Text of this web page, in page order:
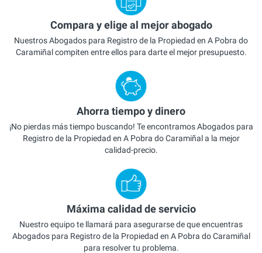
Compara y elige al mejor abogado
Nuestros Abogados para Registro de la Propiedad en A Pobra do
Caramiñal compiten entre ellos para darte el mejor presupuesto.
Ahorra tiempo y dinero
¡No pierdas más tiempo buscando! Te encontramos Abogados para
Registro de la Propiedad en A Pobra do Caramiñal a la mejor
calidad-precio.
Máxima calidad de servicio
Nuestro equipo te llamará para asegurarse de que encuentras
Abogados para Registro de la Propiedad en A Pobra do Caramiñal
para resolver tu problema.